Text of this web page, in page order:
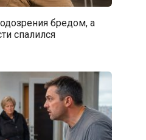
бредом, а
спалился